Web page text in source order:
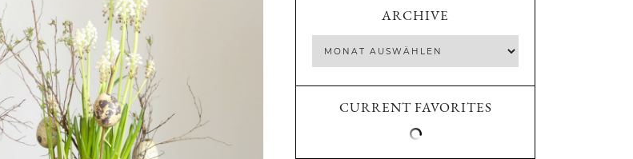
ARCHIVE
CURRENT FAVORITES